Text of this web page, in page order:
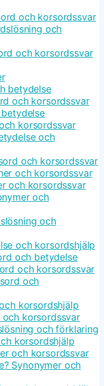
och korsordssvar
och
och korsordssvar
betydelse
och korsordssvar
korsordssvar
och
och korsordssvar
och korsordssvar
och korsordssvar
och
och
och korsordshjälp
och betydelse
och korsordssvar
och
korsordshjälp
korsordssvar
och förklaring
korsordshjälp
och korsordssvar
Synonymer och